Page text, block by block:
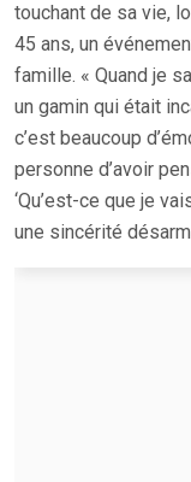
touchant de sa vie,
45 ans, un
famille. « Quand je
un gamin qui était
c’est beaucoup
personne d’avoir
‘Qu’est-ce que je
une sincérité